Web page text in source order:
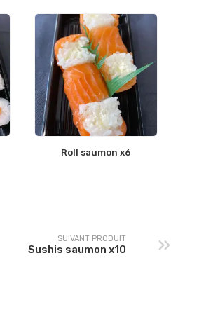
Roll saumon x6
SUIVANT PRODUIT
Sushis saumon x10